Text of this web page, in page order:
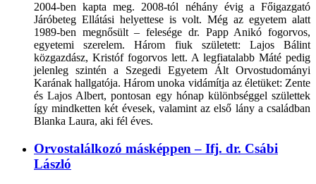
2004-ben kapta meg. 2008-tól néhány évig a Főigazgató
Járóbeteg Ellátási helyettese is volt. Még az egyetem alatt
1989-ben megnősült – felesége dr. Papp Anikó fogorvos,
egyetemi szerelem. Három fiuk született: Lajos Bálint
közgazdász, Kristóf fogorvos lett. A legfiatalabb Máté pedig
jelenleg szintén a Szegedi Egyetem Ált Orvostudományi
Karának hallgatója. Három unoka vidámítja az életüket: Zente
és Lajos Albert, pontosan egy hónap különbséggel születtek
így mindketten két évesek, valamint az első lány a családban
Blanka Laura, aki fél éves.
Orvostalálkozó másképpen – Ifj. dr. Csábi
László